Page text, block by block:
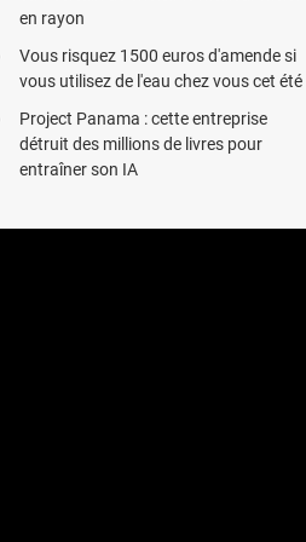
mesuré en millisecondes.
de 24. Chaque niveau sera non
tout au long de votre
rapides pour ramasser les
en rayon
Vous risquez 1500 euros d'amende si
vous utilisez de l'eau chez vous cet été
Project Panama : cette entreprise
détruit des millions de livres pour
entraîner son IA